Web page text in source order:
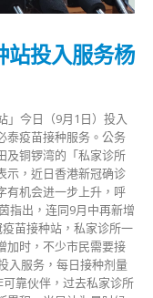
站投入服务杨
」今日（9月1日）投入
泰疫苗接种服务。公务
及铜锣湾的「私家诊所
示，近日香港新冠确诊
有机会进一步上升，呼
指出，连同9月中再新增
苗接种站，私家诊所一
加时，不少市民需要接
入服务，每日接种剂量
靠伙伴，过去私家诊所